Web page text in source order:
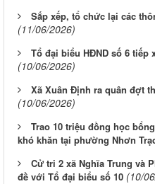
Sắp xếp, tổ chức lại các
(11/06/2026)
Tổ đại biểu HĐND số 6 tiếp
(10/06/2026)
Xã Xuân Định ra quân đợt
(10/06/2026)
Trao 10 triệu đồng học
khó khăn tại phường Nhơn
Cử tri 2 xã Nghĩa Trung và
đề với Tổ đại biểu số 10 (10/